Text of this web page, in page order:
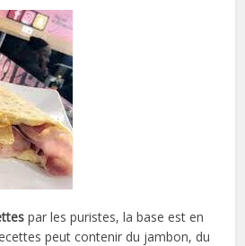
par les puristes, la base est en
peut contenir du jambon, du